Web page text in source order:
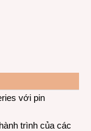
với pin
trình của các